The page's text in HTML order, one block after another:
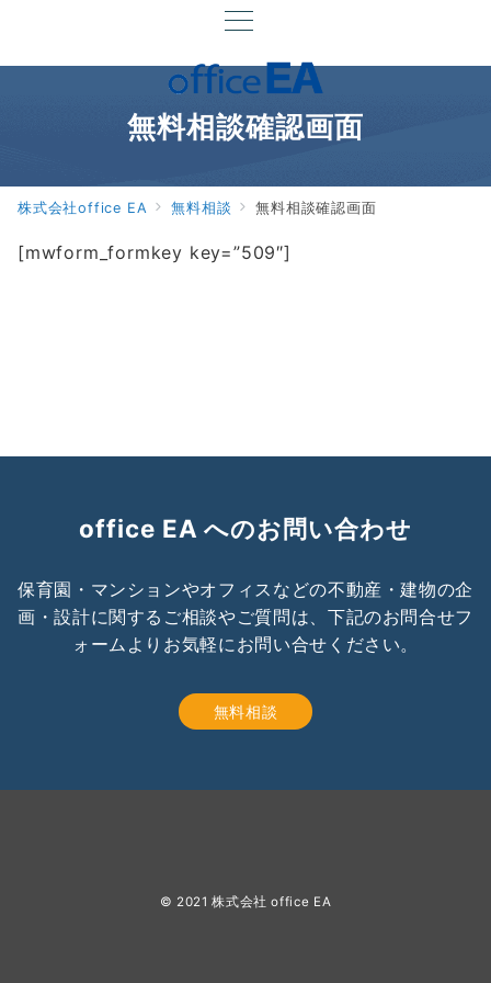
無料相談確認画面
株式会社office EA 無料相談 無料相談確認画面
[mwform_formkey key=”509″]
office EA へのお問い合わせ
保育園・マンションやオフィスなどの不動産・建物の企
画・設計に関するご相談やご質問は、下記のお問合せフ
ォームよりお気軽にお問い合せください。
無料相談
© 2021 株式会社 office EA